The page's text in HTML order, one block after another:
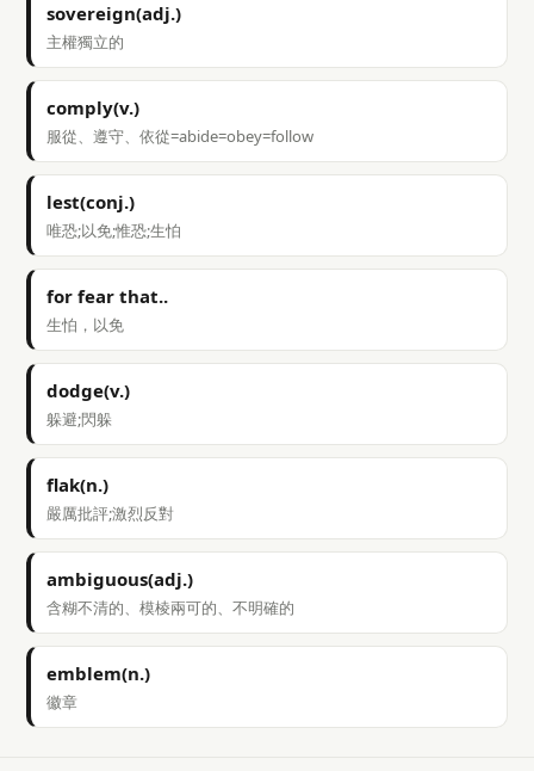
sovereign(adj.)
主權獨立的
comply(v.)
服從、遵守、依從=abide=obey=follow
lest(conj.)
唯恐;以免;惟恐;生怕
for fear that..
生怕，以免
dodge(v.)
躲避;閃躲
flak(n.)
嚴厲批評;激烈反對
ambiguous(adj.)
含糊不清的、模棱兩可的、不明確的
emblem(n.)
徽章